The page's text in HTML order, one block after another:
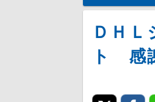
ＤＨ
ト 感